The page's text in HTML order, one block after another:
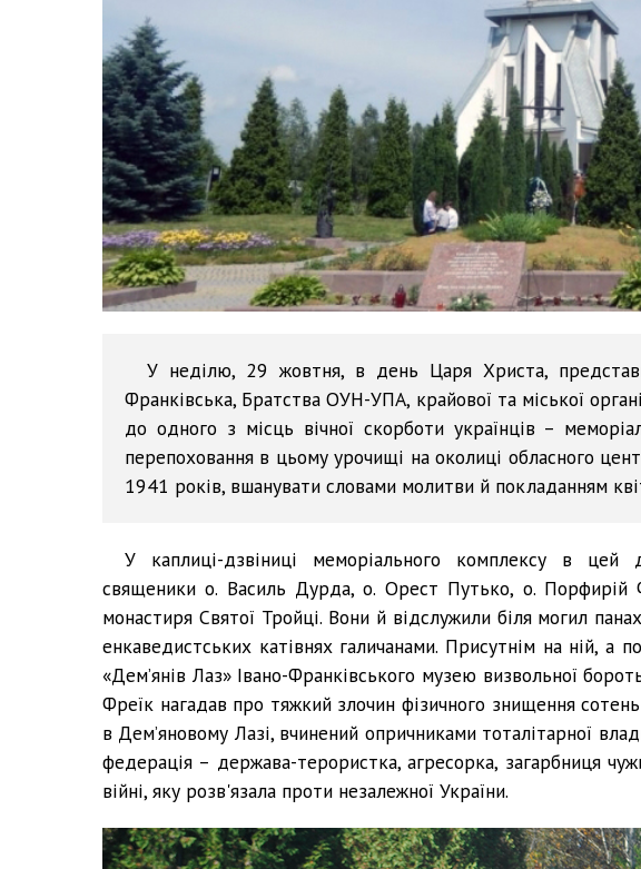
У неділю, 29 жовтня, в день Царя Христа,
Франківська, Братства ОУН-УПА, крайової та міської
до одного з місць вічної скорботи українців –
перепоховання в цьому урочищі на околиці обласного
1941 років, вшанувати словами молитви й покладанням
У каплиці-дзвіниці меморіального комплексу в цей
священики о. Василь Дурда, о. Орест Путько, о. Порфирій
монастиря Святої Тройці. Вони й відслужили біля могил
енкаведистських катівнях галичанами. Присутнім на ній, а
«Дем’янів Лаз» Івано-Франківського музею визвольної
Фреїк нагадав про тяжкий злочин фізичного знищення
в Дем’яновому Лазі, вчинений опричниками тоталітарної
федерація – держава-терористка, агресорка, загарбниця
війні, яку розв'язала проти незалежної України.